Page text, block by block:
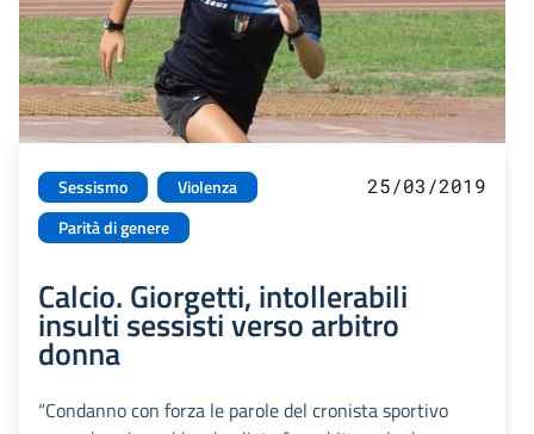
Sessismo
Violenza
Parità di genere
25/03/2019
Calcio. Giorgetti, intollerabili
insulti sessisti verso arbitro
donna
“Condanno con forza le parole del cronista sportivo